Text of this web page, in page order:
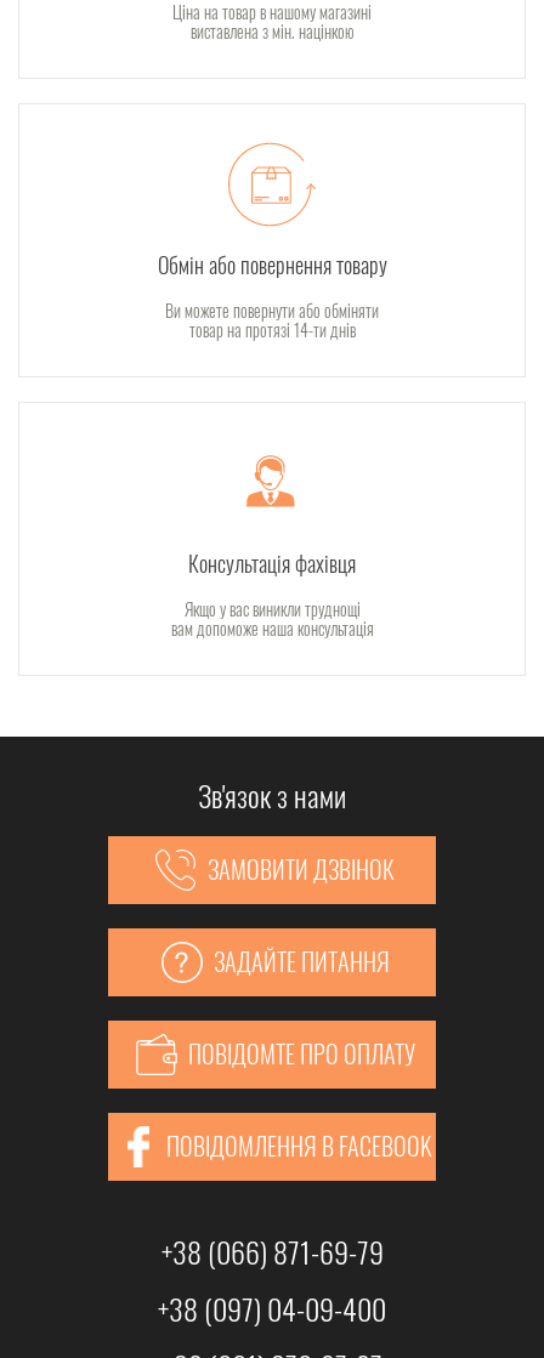
Ціна на товар в нашому магазині
виставлена з мін. націнкою
Обмін або повернення товару
Ви можете повернути або обміняти
товар на протязі 14-ти днів
Консультація фахівця
Якщо у вас виникли труднощі
вам допоможе наша консультація
Зв'язок з нами
ЗАМОВИТИ ДЗВІНОК
ЗАДАЙТЕ ПИТАННЯ
ПОВІДОМТЕ ПРО ОПЛАТУ
ПОВІДОМЛЕННЯ В FACEBOOK
+38 (066) 871-69-79
+38 (097) 04-09-400